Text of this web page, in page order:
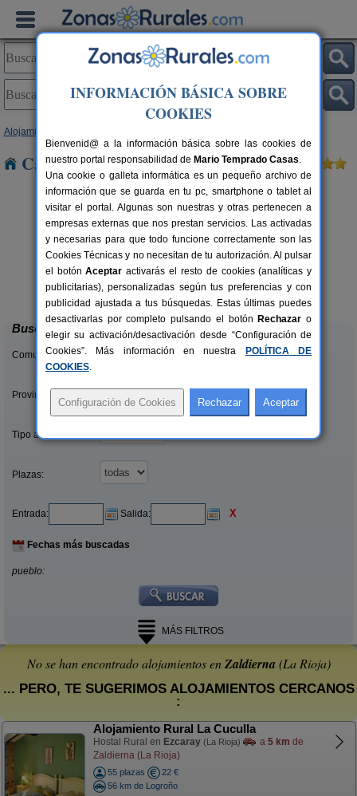
Alojamientos
Casas Rurales cerca de Zaldierna
2-8+1 pers.
desde38 €
La Posada del Santo
Cañas (La Rioja)
Buscar
Comunidades:
Provincias/Islas:
Tipo alquiler:
Plazas:
Entrada: Salida: X
Fechas más buscadas
pueblo:
MÁS FILTROS
No se han encontrado alojamientos enZaldierna (La Rioja)
... PERO, TE SUGERIMOS ALOJAMIENTOS CERCANOS
:
Alojamiento Rural La Cuculla
Hostal Rural en Ezcaray (La Rioja) a 5 km de
Zaldierna (La Rioja)
55 plazas
22 €
56 km de Logroño
INFORMACIÓN BÁSICA SOBRE
COOKIES
Bienvenid@ a la información básica sobre las cookies de
nuestro portal responsabilidad de Mario Temprado Casas.
Una cookie o galleta informática es un pequeño archivo de
información que se guarda en tu pc, smartphone o tablet al
visitar el portal. Algunas son nuestras y otras pertenecen a
empresas externas que nos prestan servicios. Las activadas
y necesarias para que todo funcione correctamente son las
Cookies Técnicas y no necesitan de tu autorización. Al pulsar
el botónAceptar activarás el resto de cookies (analíticas y
publicitarias), personalizadas según tus preferencias y con
publicidad ajustada a tus búsquedas. Estas últimas puedes
desactivarlas por completo pulsando el botón Rechazar o
elegir su activación/desactivación desde “Configuración de
Cookies”. Más información en nuestra
POLÍTICA DE
COOKIES.